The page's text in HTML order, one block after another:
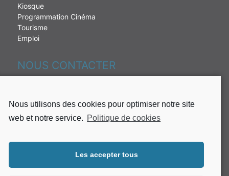
Nous utilisons des cookies pour optimiser notre site
web et notre service. Politique de cookies
Les accepter tous
Kiosque
Programmation Cinéma
Tourisme
Emploi
NOUS CONTACTER
Tél : 02 62 51 49 10